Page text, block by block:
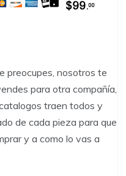
preocupes, nosotros te
para otra compañía,
traen todos y
de cada pieza para que
y a como lo vas a